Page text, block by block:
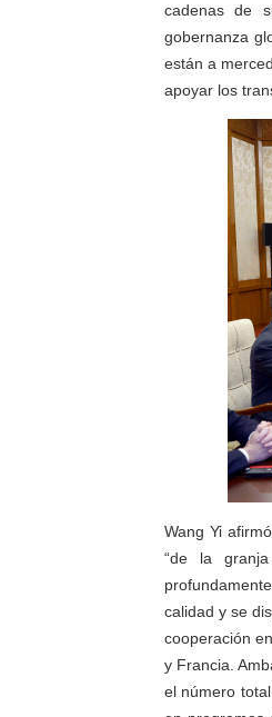
cadenas de
gobernanza
están a
apoyar los
Wang Yi
“de la
calidad y se
cooperación
y Francia.
el número